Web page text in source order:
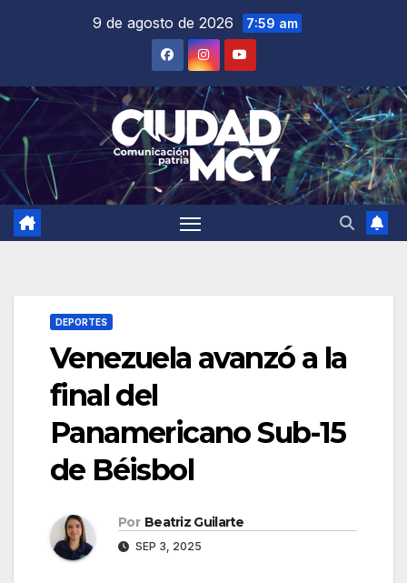
9 de agosto de 2026 7:59 am
DEPORTES
Venezuela avanzó a la
final del
Panamericano Sub-15
de Béisbol
Por Beatriz Guilarte
SEP 3, 2025